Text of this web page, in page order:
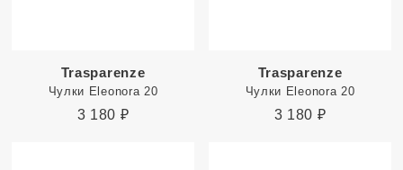
Trasparenze
Чулки Eleonora 20
3 180 ₽
Trasparenze
Чулки Eleonora 20
3 180 ₽